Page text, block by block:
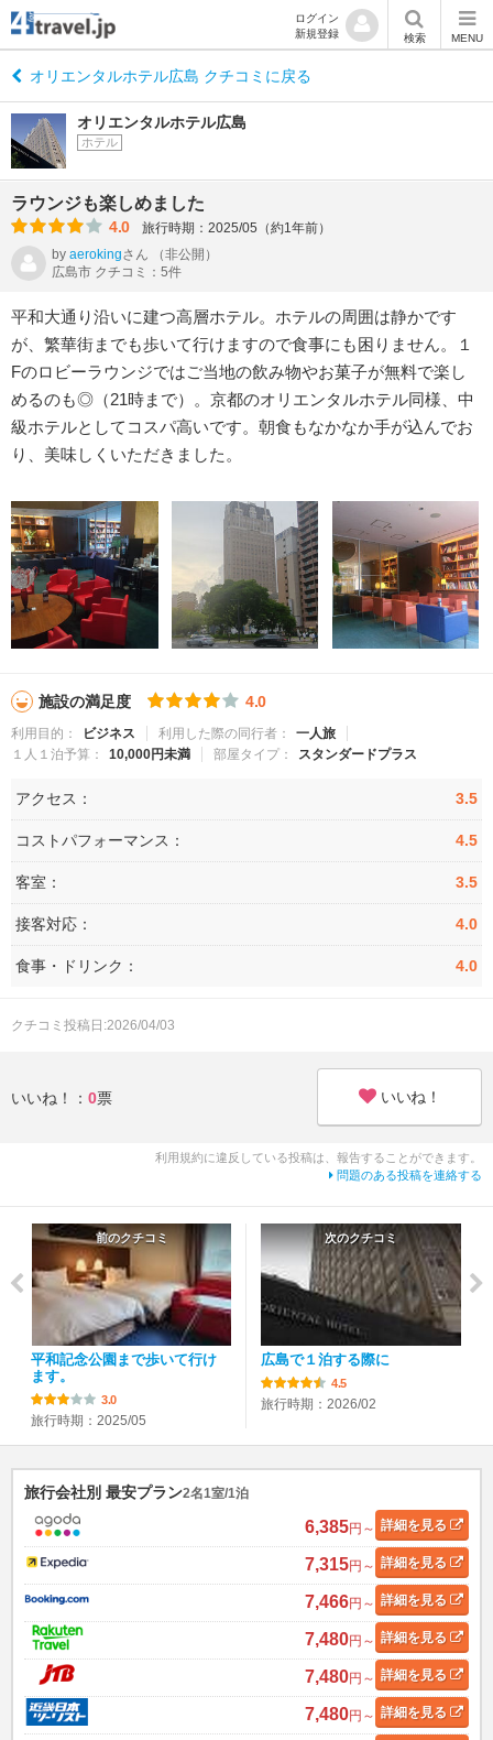
ログイン
新規登録
検索 MENU
オリエンタルホテル広島 クチコミに戻る
オリエンタルホテル広島
ホテル
ラウンジも楽しめました
4.0
旅行時期：2025/05（約1年前）
by aerokingさん
（非公開）
広島市 クチコミ：5件
平和大通り沿いに建つ高層ホテル。ホテルの周囲は静かです
が、繁華街までも歩いて行けますので食事にも困りません。１
Fのロビーラウンジではご当地の飲み物やお菓子が無料で楽し
めるのも◎（21時まで）。京都のオリエンタルホテル同様、中
級ホテルとしてコスパ高いです。朝食もなかなか手が込んでお
り、美味しくいただきました。
施設の満足度 4.0
利用目的： ビジネス 利用した際の同行者：
一人旅
１人１泊予算：
10,000円未満 部屋タイプ： スタンダードプラス
アクセス： 3.5
コストパフォーマンス： 4.5
客室： 3.5
接客対応： 4.0
食事・ドリンク： 4.0
クチコミ投稿日:2026/04/03
いいね！： 0票 いいね！
利用規約に違反している投稿は、報告することができます。
問題のある投稿を連絡する
前のクチコミ
平和記念公園まで歩いて行け
ます。
3.0
旅行時期：2025/05
次のクチコミ
広島で１泊する際に
4.5
旅行時期：2026/02
旅行会社別 最安プラン2名1室/1泊
6,385円～ 詳細を見る
7,315円～ 詳細を見る
7,466円～ 詳細を見る
7,480円～ 詳細を見る
7,480円～ 詳細を見る
7,480円～ 詳細を見る